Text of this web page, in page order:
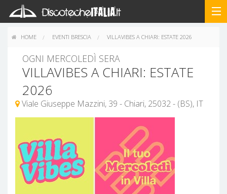
HOME EVENTI BRESCIA VILLAVIBES A CHIARI: ESTATE 2026
OGNI MERCOLEDÌ SERA
VILLAVIBES A CHIARI: ESTATE
2026
Viale Giuseppe Mazzini, 39 - Chiari, 25032 - (BS), IT